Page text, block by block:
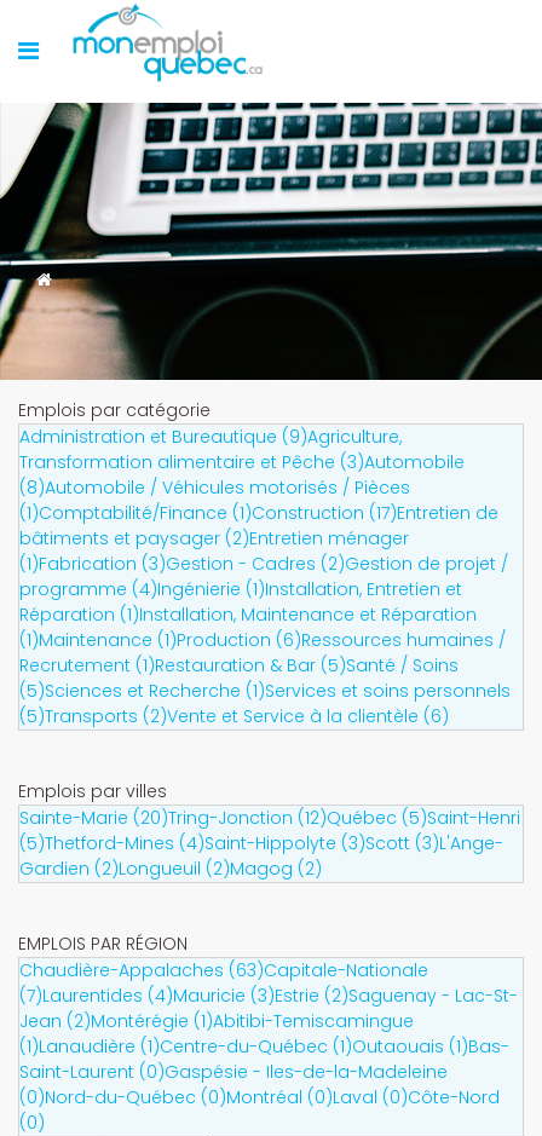
Emplois par catégorie
Administration et Bureautique (9)Agriculture,
Transformation alimentaire et Pêche (3)Automobile
(8)Automobile / Véhicules motorisés / Pièces
(1)Comptabilité/Finance (1)Construction (17)Entretien de
bâtiments et paysager (2)Entretien ménager
(1)Fabrication (3)Gestion - Cadres (2)Gestion de projet /
programme (4)Ingénierie (1)Installation, Entretien et
Réparation (1)Installation, Maintenance et Réparation
(1)Maintenance (1)Production (6)Ressources humaines /
Recrutement (1)Restauration & Bar (5)Santé / Soins
(5)Sciences et Recherche (1)Services et soins personnels
(5)Transports (2)Vente et Service à la clientèle (6)
Emplois par villes
Sainte-Marie (20)Tring-Jonction (12)Québec (5)Saint-Henri
(5)Thetford-Mines (4)Saint-Hippolyte (3)Scott (3)L'Ange-
Gardien (2)Longueuil (2)Magog (2)
EMPLOIS PAR RÉGION
Chaudière-Appalaches (63)Capitale-Nationale
(7)Laurentides (4)Mauricie (3)Estrie (2)Saguenay - Lac-St-
Jean (2)Montérégie (1)Abitibi-Temiscamingue
(1)Lanaudière (1)Centre-du-Québec (1)Outaouais (1)Bas-
Saint-Laurent (0)Gaspésie - Iles-de-la-Madeleine
(0)Nord-du-Québec (0)Montréal (0)Laval (0)Côte-Nord
(0)